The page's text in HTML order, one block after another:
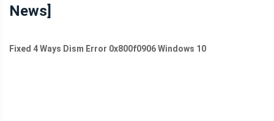
News]
Fixed 4 Ways Dism Error 0x800f0906 Windows 10